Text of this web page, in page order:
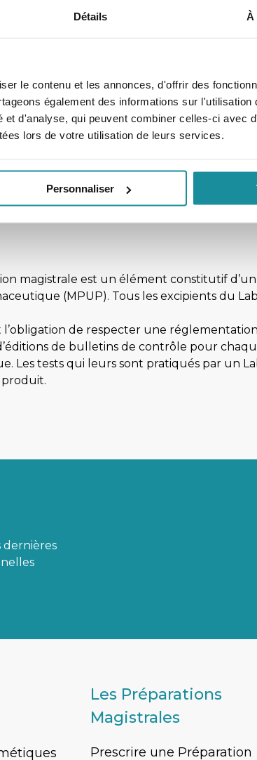
Détails À
le contenu et les annonces, d'offrir des
également des informations sur l'utilisation
et d'analyse, qui peuvent combiner celles-ci avec
lors de votre utilisation de leurs services.
Personnaliser
magistrale est un élément constitutif
(MPUP). Tous les excipients du
de respecter une
de bulletins de contrôle pour
Les tests qui leurs sont pratiqués par un
produit.
dernières
Les Préparations
Magistrales
Prescrire une Préparation